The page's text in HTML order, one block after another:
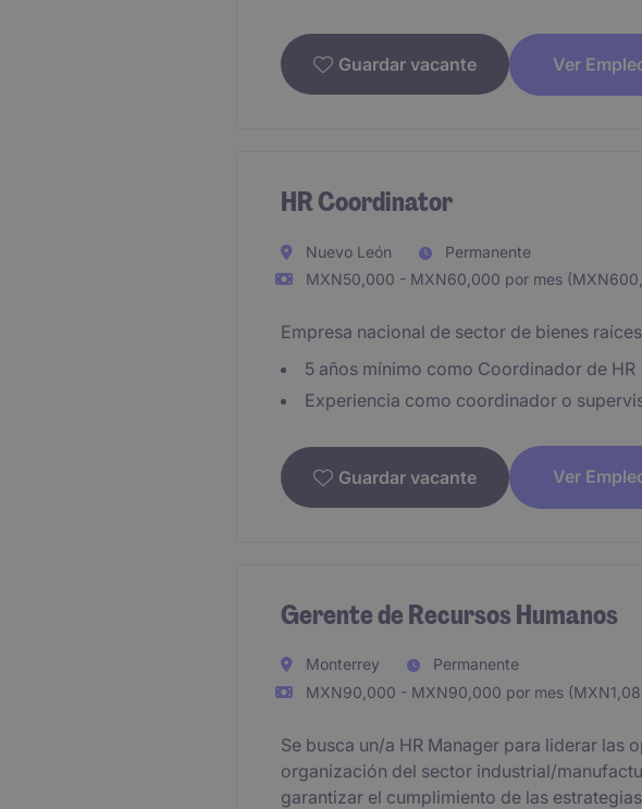
Guardar vacante Ver
HR Coordinator
Nuevo León
Permanente
MXN50,000 - MXN60,000 por mes
Empresa nacional de sector de bienes
5 años mínimo como Coordinador de HR
Experiencia como coordinador o
Guardar vacante Ver
Gerente de Recursos Humanos
Monterrey
Permanente
MXN90,000 - MXN90,000 por mes
Se busca un/a HR Manager para liderar las
organización del sector industrial/
garantizar el cumplimiento de las